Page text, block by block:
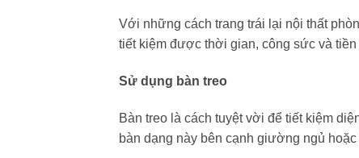
Với những cách trang trái lại nội thất
tiết kiệm được thời gian, công sức và tiền
Sử dụng bàn treo
Bàn treo là cách tuyệt vời để tiết kiệm
bàn dạng này bên cạnh giường ngủ